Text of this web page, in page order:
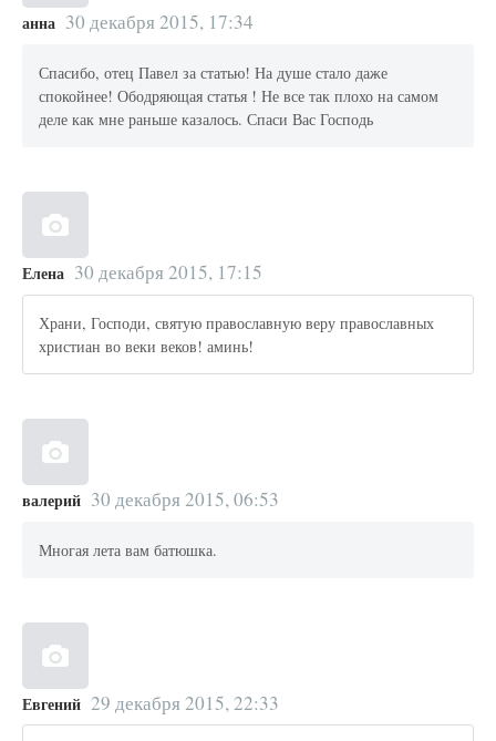
анна 30 декабря 2015, 17:34
Спасибо, отец Павел за статью! На душе стало даже
спокойнее! Ободряющая статья ! Не все так плохо на самом
деле как мне раньше казалось. Спаси Вас Господь
Елена 30 декабря 2015, 17:15
Храни, Господи, святую православную веру православных
христиан во веки веков! аминь!
валерий 30 декабря 2015, 06:53
Многая лета вам батюшка.
Евгений 29 декабря 2015, 22:33